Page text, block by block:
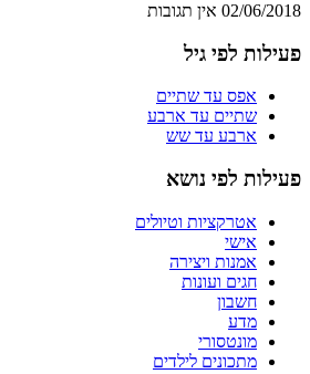
02/06/2018 אין תגובות
פעילות לפי גיל
אפס עד שתיים
שתיים עד ארבע
ארבע עד שש
פעילות לפי נושא
אטרקציות וטיולים
אישי
אמנות ויצירה
חגים ועונות
חשבון
מדע
מונטסורי
מתכונים לילדים